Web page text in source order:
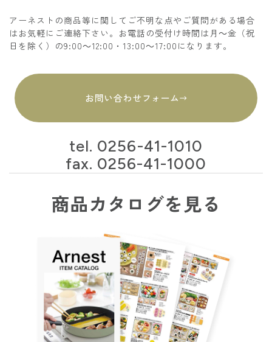
アーネストの商品等に関してご不明な点やご質問がある場合
はお気軽にご連絡下さい。お電話の受付け時間は月～金（祝
日を除く）の9:00～12:00・13:00～17:00になります。
お問い合わせフォーム
tel. 0256-41-1010
fax. 0256-41-1000
商品カタログを見る